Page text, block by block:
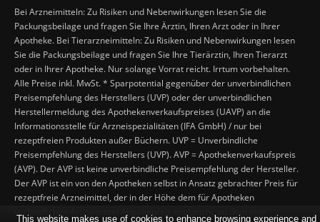
Bei Arzneimitteln: Zu Risiken und Nebenwirkungen lesen Sie die
Packungsbeilage und fragen Sie Ihre Ärztin, Ihren Arzt oder in Ihrer
Apotheke. Bei Tierarzneimitteln: Zu Risiken und Nebenwirkungen lesen
Sie die Packungsbeilage und fragen Sie Ihre Tierärztin, Ihren Tierarzt
oder in Ihrer Apotheke. Nur solange Vorrat reicht. Irrtum vorbehalten.
Alle Preise inkl. MwSt. * Sparpotential gegenüber der unverbindlichen
Preisempfehlung des Herstellers (UVP) oder der unverbindlichen
Herstellermeldung des Apothekenverkaufspreises (UAVP) an die
Informationsstelle für Arzneispezialitäten (IFA GmbH) / nur bei
rezeptfreien Produkten außer Büchern. UVP = Unverbindliche
Preisempfehlung des Herstellers (UVP). AVP = Apothekenverkaufspreis
(AVP). Der AVP ist keine unverbindliche Preisempfehlung der Hersteller.
Der AVP ist ein von den Apotheken selbst in Ansatz gebrachter Preis für
rezeptfreie Arzneimittel, der in der Höhe dem für Apotheken
This website makes use of cookies to enhance browsing experience and